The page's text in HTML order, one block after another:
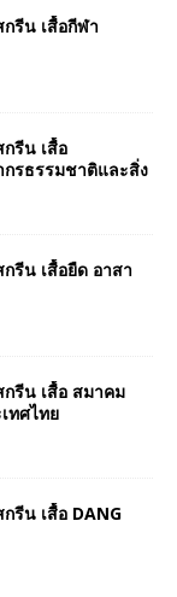
รีน เสื้อกีฬา
รีน เสื้อ
รธรรมชาติและสิ่ง
รีน เสื้อยืด อาสา
กรีน เสื้อ สมาคม
ทศไทย
รีน เสื้อ DANG